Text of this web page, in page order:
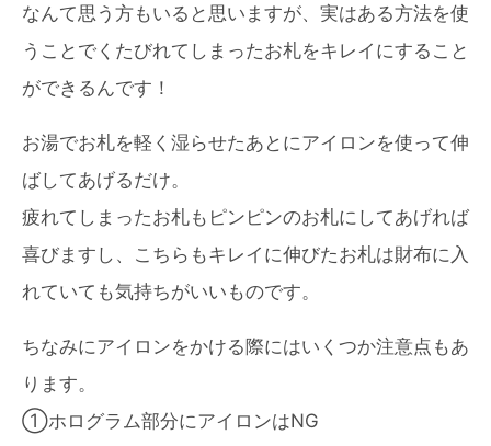
なんて思う方もいると思いますが、実はある方法を使
うことでくたびれてしまったお札をキレイにすること
ができるんです！
お湯でお札を軽く湿らせたあとにアイロンを使って伸
ばしてあげるだけ。
疲れてしまったお札もピンピンのお札にしてあげれば
喜びますし、こちらもキレイに伸びたお札は財布に入
れていても気持ちがいいものです。
ちなみにアイロンをかける際にはいくつか注意点もあ
ります。
①ホログラム部分にアイロンはNG